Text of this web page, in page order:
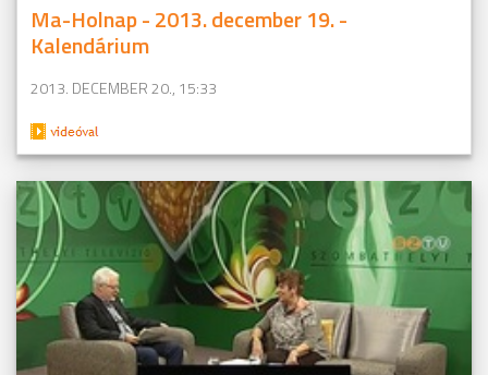
Ma-Holnap - 2013. december 19. -
Kalendárium
2013. DECEMBER 20., 15:33